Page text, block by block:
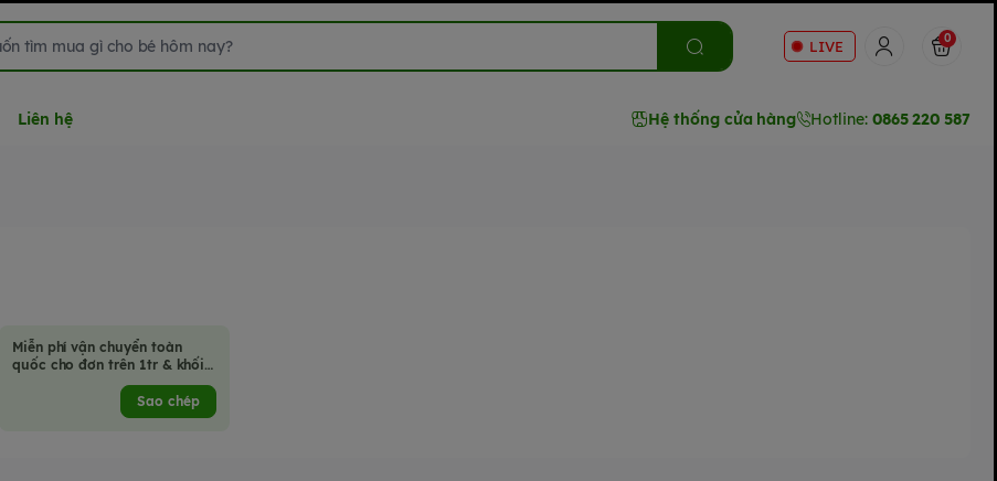
LIVE 0
Liên hệ Hệ thống cửa hàng Hotline: 0865 220 587
Miễn phí vận chuyển toàn
quốc cho đơn trên 1tr & khối
lượng hàng hoá không quá
Sao chép